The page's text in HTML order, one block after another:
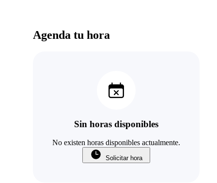
Agenda tu hora
Sin horas disponibles
No existen horas disponibles actualmente.
Solicitar hora